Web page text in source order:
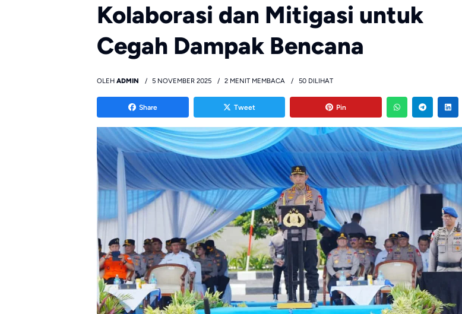
Kolaborasi dan Mitigasi untuk
Cegah Dampak Bencana
OLEH ADMIN 5 NOVEMBER 2025 2 MENIT MEMBACA 50 DILIHAT
Share Tweet Pin